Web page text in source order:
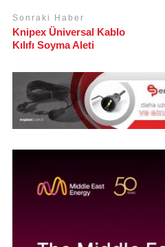
Sonraki Haber
Knipex Üniversal Kablo
Kılıfı Soyma Aleti